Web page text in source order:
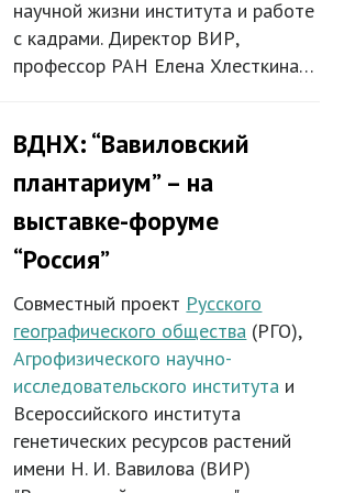
научной жизни института и работе
с кадрами. Директор ВИР,
профессор РАН Елена Хлесткина…
ВДНХ: “Вавиловский
плантариум” – на
выставке-форуме
“Россия”
Совместный проект Русского
географического общества (РГО),
Агрофизического научно-
исследовательского института и
Всероссийского института
генетических ресурсов растений
имени Н. И. Вавилова (ВИР)